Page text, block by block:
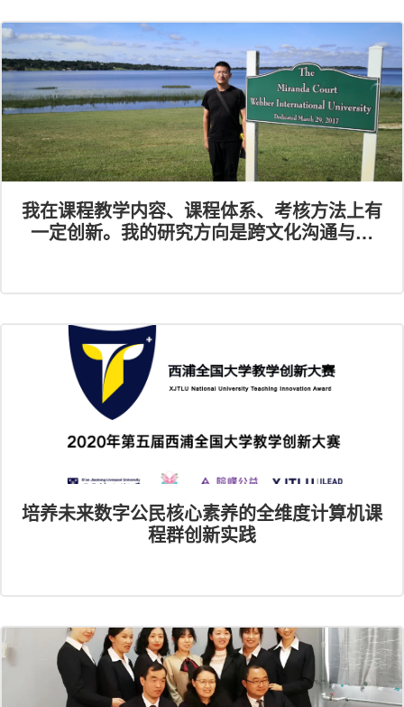
我在课程教学内容、课程体系、考核方法上有
一定创新。我的研究方向是跨文化沟通与管
理、情绪管理、沟通中的文化差异、谈判与说
服、口头展示、团队协作等方面。学生学业成
绩考核也比较全面细致。
培养未来数字公民核心素养的全维度计算机课
程群创新实践